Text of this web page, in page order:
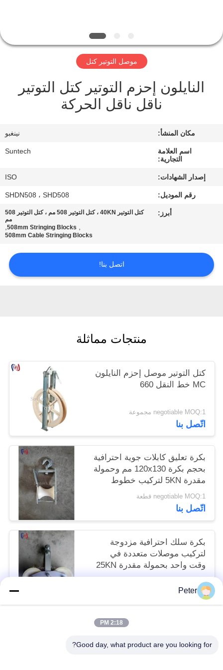
أخبار
اقتباس
الموقع
سياسة
الخصوصية
موصل التوتير كتل
النايلون إحزم التوتير كتل التوتير
ناقل ناقل الحركة
مكان المنشأ: نينغبو
اسم العلامة
التجارية:
Suntech
إصدار الشهادات: ISO
رقم الموديل: SHDN508 ، SHD508
أبرز:
كتل التوتير 40KN ، كتل التوتير 508 مم ، كتل التوتير 508
مم
,
508mm Stringing Blocks
,
508mm Cable Stringing Blocks
اتصل بنا!
منتجات مماثلة
كتل التوتير موصل إحزم النايلون
MC خط النقل 660
negotiable MOQ:1 مجموعة
اتّصل بنا
بكرة تعليق كابلات جوية احترافية
بحجم بكرة 120x130 مم وحمولة
مقدرة 5KN لتركيب خطوط
الطاقة العلوية
negotiable MOQ:1 قطعة
اتّصل بنا
بكرة سلك احترافية مزدوجة
لتركيب موصلات متعددة في
وقت واحد بحمولة مقدرة 25KN
وبكرات مصممة بدقة
negotiable MOQ:1 قطعة
اتّصل بنا
Peter
2:18 PM
Good day, what product are you looking for?